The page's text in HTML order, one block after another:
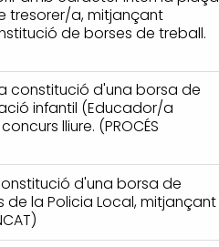
tresorer/a, mitjançant
de borses de treball.
constitució d'una borsa de
infantil (Educador/a
lliure. (PROCÉS
d'una borsa de
la Policia Local, mitjançant